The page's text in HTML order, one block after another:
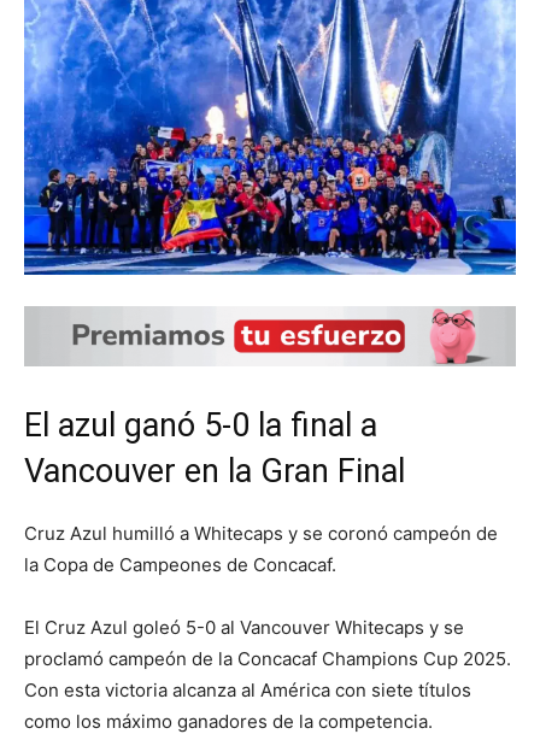
El azul ganó 5-0 la final a
Vancouver en la Gran Final
Cruz Azul humilló a Whitecaps y se coronó campeón de
la Copa de Campeones de Concacaf.
El Cruz Azul goleó 5-0 al Vancouver Whitecaps y se
proclamó campeón de la Concacaf Champions Cup 2025.
Con esta victoria alcanza al América con siete títulos
como los máximo ganadores de la competencia.